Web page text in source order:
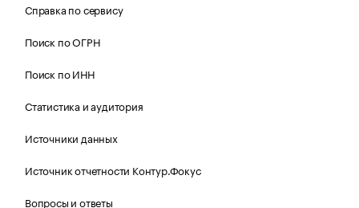
Справка по сервису
Поиск по ОГРН
Поиск по ИНН
Статистика и аудитория
Источники данных
Источник отчетности Контур.Фокус
Вопросы и ответы